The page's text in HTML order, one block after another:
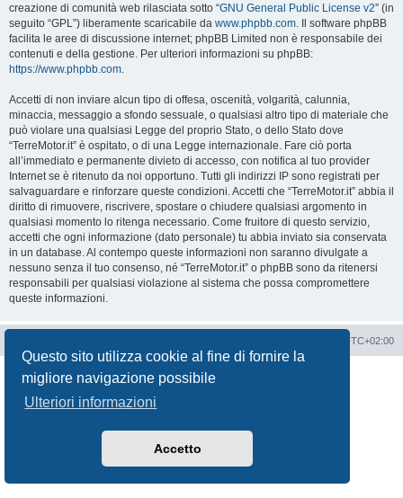
Questo sito utilizza cookie al fine di fornire la
migliore navigazione possibile
Ulteriori informazioni
Accetto
creazione di comunità web rilasciata sotto “GNU General Public License v2” (in
seguito “GPL”) liberamente scaricabile da www.phpbb.com. Il software phpBB
facilita le aree di discussione internet; phpBB Limited non è responsabile dei
contenuti e della gestione. Per ulteriori informazioni su phpBB:
https://www.phpbb.com.
Accetti di non inviare alcun tipo di offesa, oscenità, volgarità, calunnia,
minaccia, messaggio a sfondo sessuale, o qualsiasi altro tipo di materiale che
può violare una qualsiasi Legge del proprio Stato, o dello Stato dove
“TerreMotor.it” è ospitato, o di una Legge internazionale. Fare ciò porta
all’immediato e permanente divieto di accesso, con notifica al tuo provider
Internet se è ritenuto da noi opportuno. Tutti gli indirizzi IP sono registrati per
salvaguardare e rinforzare queste condizioni. Accetti che “TerreMotor.it” abbia il
diritto di rimuovere, riscrivere, spostare o chiudere qualsiasi argomento in
qualsiasi momento lo ritenga necessario. Come fruitore di questo servizio,
accetti che ogni informazione (dato personale) tu abbia inviato sia conservata
in un database. Al contempo queste informazioni non saranno divulgate a
nessuno senza il tuo consenso, né “TerreMotor.it” o phpBB sono da ritenersi
responsabili per qualsiasi violazione al sistema che possa compromettere
queste informazioni.
UTC+02:00
Creato da
® Forum Software © phpBB Limited
Traduzione Italiana